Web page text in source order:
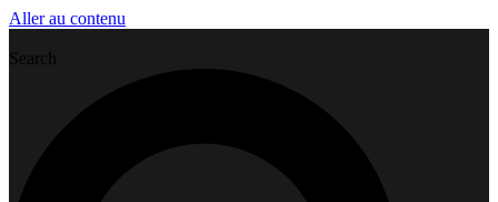
Aller au contenu
Search